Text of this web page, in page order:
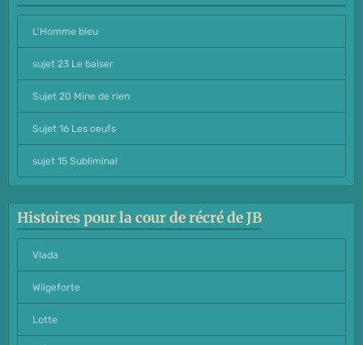
L'Homme bleu
sujet 23 Le baiser
Sujet 20 Mine de rien
Sujet 16 Les oeufs
sujet 15 Subliminal
Histoires pour la cour de récré de JB
Vlada
Wilgeforte
Lotte